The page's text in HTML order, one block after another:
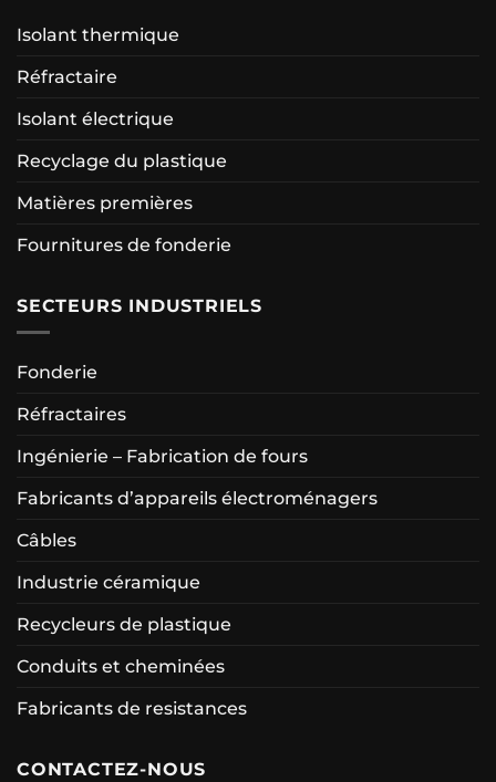
Isolant thermique
Réfractaire
Isolant électrique
Recyclage du plastique
Matières premières
Fournitures de fonderie
SECTEURS INDUSTRIELS
Fonderie
Réfractaires
Ingénierie – Fabrication de fours
Fabricants d’appareils électroménagers
Câbles
Industrie céramique
Recycleurs de plastique
Conduits et cheminées
Fabricants de resistances
CONTACTEZ-NOUS